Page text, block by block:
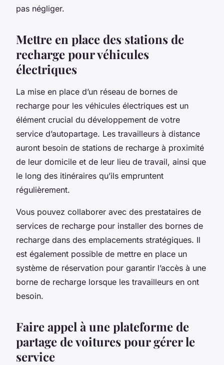
pas négliger.
Mettre en place des stations de
recharge pour véhicules
électriques
La mise en place d’un réseau de bornes de
recharge pour les véhicules électriques est un
élément crucial du développement de votre
service d’autopartage. Les travailleurs à distance
auront besoin de stations de recharge à proximité
de leur domicile et de leur lieu de travail, ainsi que
le long des itinéraires qu’ils empruntent
régulièrement.
Vous pouvez collaborer avec des prestataires de
services de recharge pour installer des bornes de
recharge dans des emplacements stratégiques. Il
est également possible de mettre en place un
système de réservation pour garantir l’accès à une
borne de recharge lorsque les travailleurs en ont
besoin.
Faire appel à une plateforme de
partage de voitures pour gérer le
service